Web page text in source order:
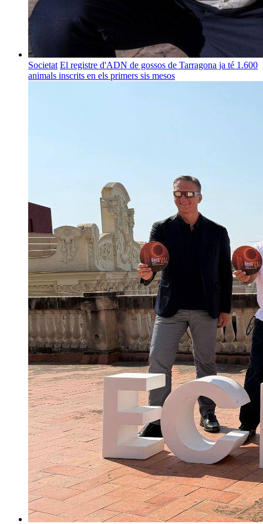
Societat El registre d'ADN de gossos de Tarragona ja té 1.600
animals inscrits en els primers sis mesos